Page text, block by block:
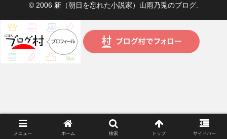
© 2006 新（朝日を忘れた小説家）山雨乃兎のブログ.
メニュー ホーム 検索 トップ サイドバー